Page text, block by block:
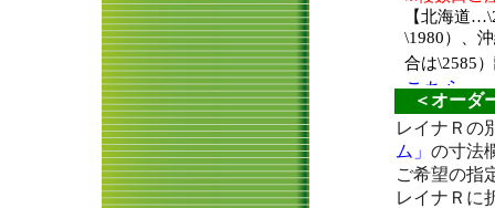
＜オーダ
レイナＲの
ム」 の寸法
ご希望の指
レイナＲに